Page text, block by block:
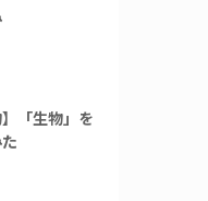
「生物」を